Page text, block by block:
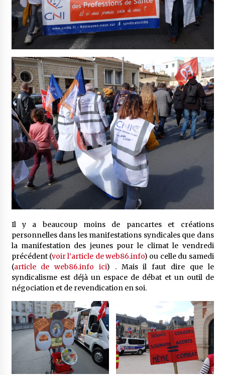
Il y a beaucoup moins de pancartes et créations
personnelles dans les manifestations syndicales que dans
la manifestation des jeunes pour le climat le vendredi
précédent (voir l’article de web86.info) ou celle du samedi
(article de web86.info ici) . Mais il faut dire que le
syndicalisme est déjà un espace de débat et un outil de
négociation et de revendication en soi.